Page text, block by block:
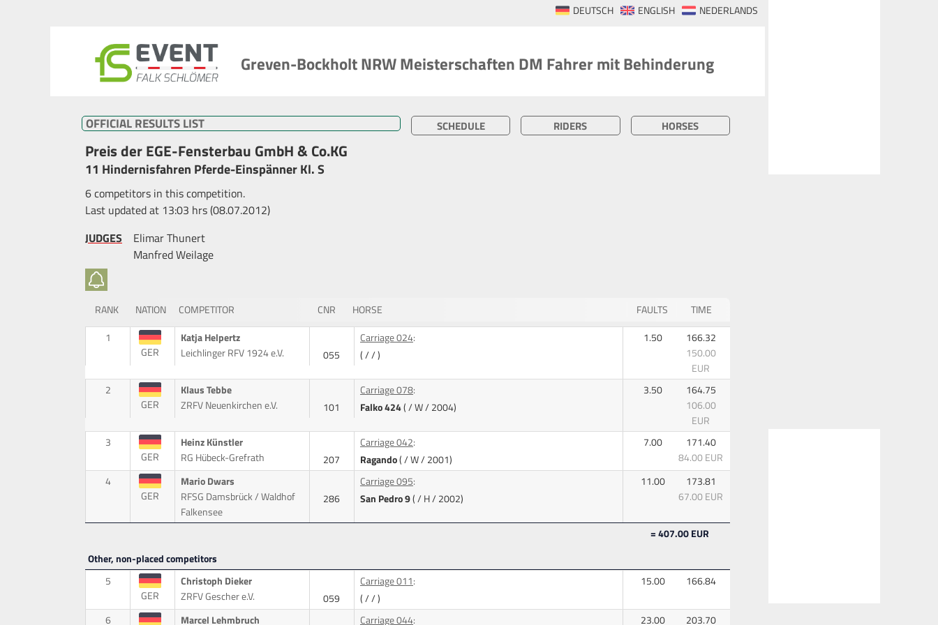
NEDERLANDS
ENGLISH
DEUTSCH
Greven-Bockholt NRW Meisterschaften DM Fahrer mit Behinderung
OFFICIAL RESULTS LIST SCHEDULE RIDERS HORSES
Preis der EGE-Fensterbau GmbH & Co.KG
11 Hindernisfahren Pferde-Einspänner Kl. S
6 competitors in this competition.
Last updated at 13:03 hrs (08.07.2012)
JUDGES
Elimar Thunert
Manfred Weilage
RANK NATION COMPETITOR CNR HORSE FAULTS
TIME
1
GER
Katja Helpertz
Leichlinger RFV 1924 e.V.
055
Carriage 024:
( / / )
1.50
166.32
150.00
EUR
2
GER
Klaus Tebbe
ZRFV Neuenkirchen e.V.
101
Carriage 078:
Falko 424( / W / 2004)
3.50
164.75
106.00
EUR
3
GER
Heinz Künstler
RG Hübeck-Grefrath
207
Carriage 042:
Ragando( / W / 2001)
7.00
171.40
84.00 EUR
4
GER
Mario Dwars
RFSG Damsbrück / Waldhof
Falkensee
286
Carriage 095:
San Pedro 9( / H / 2002)
11.00
173.81
67.00 EUR
= 407.00 EUR
Other, non-placed competitors
5
GER
Christoph Dieker
ZRFV Gescher e.V.
059
Carriage 011:
( / / )
15.00 166.84
6 Marcel Lehmbruch Carriage 044: 23.00 203.70